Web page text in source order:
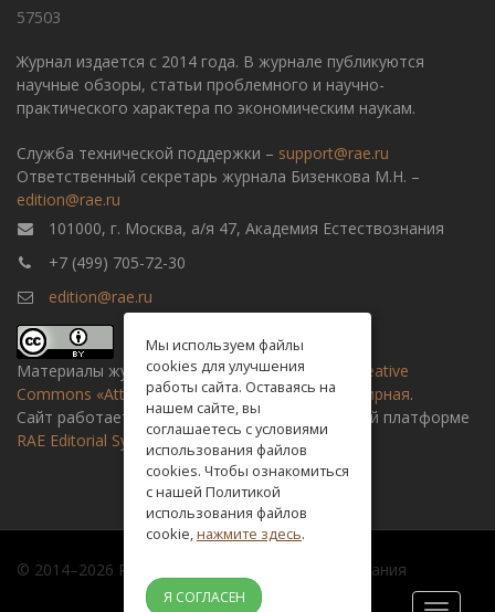
57503
Журнал издается с 2014 года. В журнале публикуются
научные обзоры, статьи проблемного и научно-
практического характера по экономическим наукам.
Служба технической поддержки – support@rae.ru
Ответственный секретарь журнала Бизенкова М.Н. –
edition@rae.ru
101000, г. Москва, а/я 47, Академия Естествознания
+7 (499) 705-72-30
edition@rae.ru
Материалы журнала доступны полицензии Creative
Commons «Attribution» («Атрибуция») 4.0 Всемирная.
Сайт работает на универсальной издательской платформе
RAE Editorial System
© 2014–2026 Российская академия естествознания
Мы используем файлы
cookies для улучшения
работы сайта. Оставаясь на
нашем сайте, вы
соглашаетесь с условиями
использования файлов
cookies. Чтобы ознакомиться
с нашей Политикой
использования файлов
cookie,нажмите здесь.
Я СОГЛАСЕН